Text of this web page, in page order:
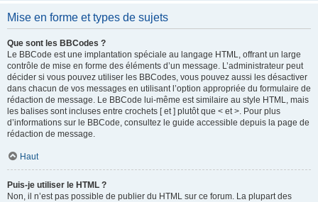
Mise en forme et types de sujets
Que sont les BBCodes ?
Le BBCode est une implantation spéciale au langage HTML, offrant un large
contrôle de mise en forme des éléments d’un message. L’administrateur peut
décider si vous pouvez utiliser les BBCodes, vous pouvez aussi les désactiver
dans chacun de vos messages en utilisant l’option appropriée du formulaire de
rédaction de message. Le BBCode lui-même est similaire au style HTML, mais
les balises sont incluses entre crochets [ et ] plutôt que < et >. Pour plus
d’informations sur le BBCode, consultez le guide accessible depuis la page de
rédaction de message.
Haut
Puis-je utiliser le HTML ?
Non, il n’est pas possible de publier du HTML sur ce forum. La plupart des